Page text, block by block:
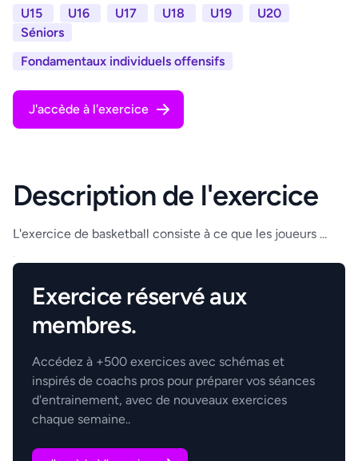
U15 U16 U17 U18 U19
U20
Séniors
Fondamentaux individuels offensifs
J'accède à l'exercice
Description de l'exercice
L'exercice de basketball consiste à ce que les joueurs ...
.
Exercice réservé aux
membres.
Accédez à +500 exercices avec schémas et
inspirés de coachs pros pour préparer vos séances
d'entrainement, avec de nouveaux exercices
chaque semaine..